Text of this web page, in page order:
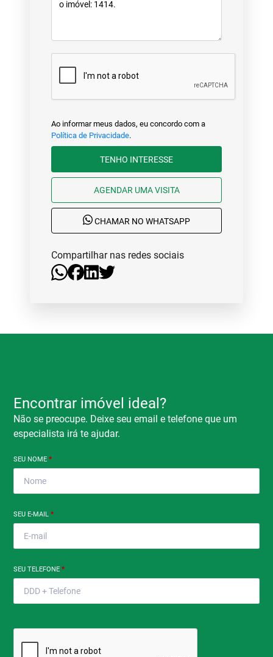
Ao informar meus dados, eu concordo com a
Política de Privacidade.
TENHO INTERESSE
AGENDAR UMA VISITA
CHAMAR NO WHATSAPP
Compartilhar nas redes sociais
Encontrar imóvel ideal?
Não se preocupe. Deixe seu email e telefone que um
especialista irá te ajudar.
SEU NOME*
SEU E-MAIL*
SEU TELEFONE*